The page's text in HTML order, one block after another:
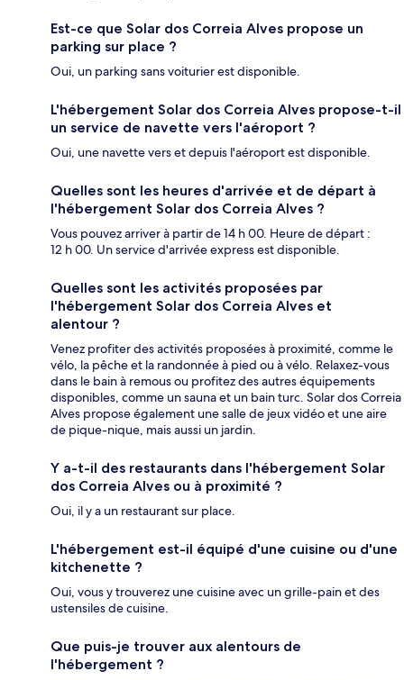
Est-ce que Solar dos Correia Alves propose un
parking sur place ?
Oui, un parking sans voiturier est disponible.
L'hébergement Solar dos Correia Alves propose-t-il
un service de navette vers l'aéroport ?
Oui, une navette vers et depuis l'aéroport est disponible.
Quelles sont les heures d'arrivée et de départ à
l'hébergement Solar dos Correia Alves ?
Vous pouvez arriver à partir de 14 h 00. Heure de départ :
12 h 00. Un service d'arrivée express est disponible.
Quelles sont les activités proposées par
l'hébergement Solar dos Correia Alves et
alentour ?
Venez profiter des activités proposées à proximité, comme le
vélo, la pêche et la randonnée à pied ou à vélo. Relaxez-vous
dans le bain à remous ou profitez des autres équipements
disponibles, comme un sauna et un bain turc. Solar dos Correia
Alves propose également une salle de jeux vidéo et une aire
de pique-nique, mais aussi un jardin.
Y a-t-il des restaurants dans l'hébergement Solar
dos Correia Alves ou à proximité ?
Oui, il y a un restaurant sur place.
L'hébergement est-il équipé d'une cuisine ou d'une
kitchenette ?
Oui, vous y trouverez une cuisine avec un grille-pain et des
ustensiles de cuisine.
Que puis-je trouver aux alentours de
l'hébergement ?